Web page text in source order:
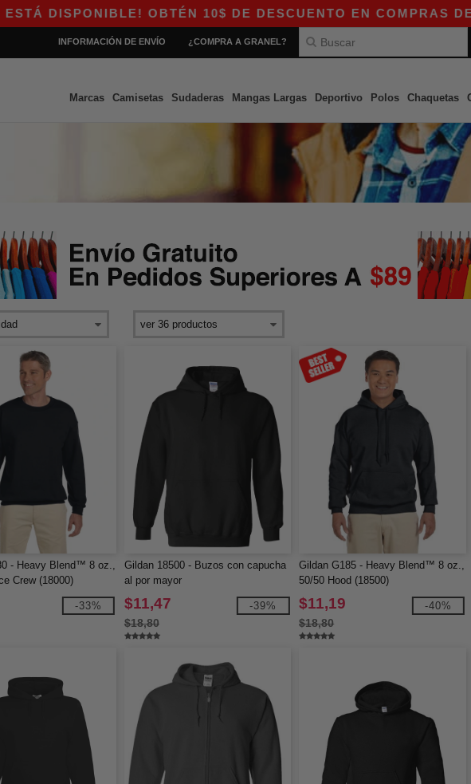
OBTÉN 10$ DE DESCUENTO EN COMPRAS DE 80$
INFORMACIÓN DE ENVÍO ¿COMPRA A GRANEL?
Marcas Camisetas Sudaderas Mangas Largas Deportivo Polos Chaquetas
- Heavy Blend™ 8 oz.,
Crew (18000)
-33%
Gildan 18500 - Buzos con capucha
al por mayor
$11,47
$18,80
-39%
Gildan G185 - Heavy Blend™ 8 oz.,
50/50 Hood (18500)
$11,19
$18,80
-40%